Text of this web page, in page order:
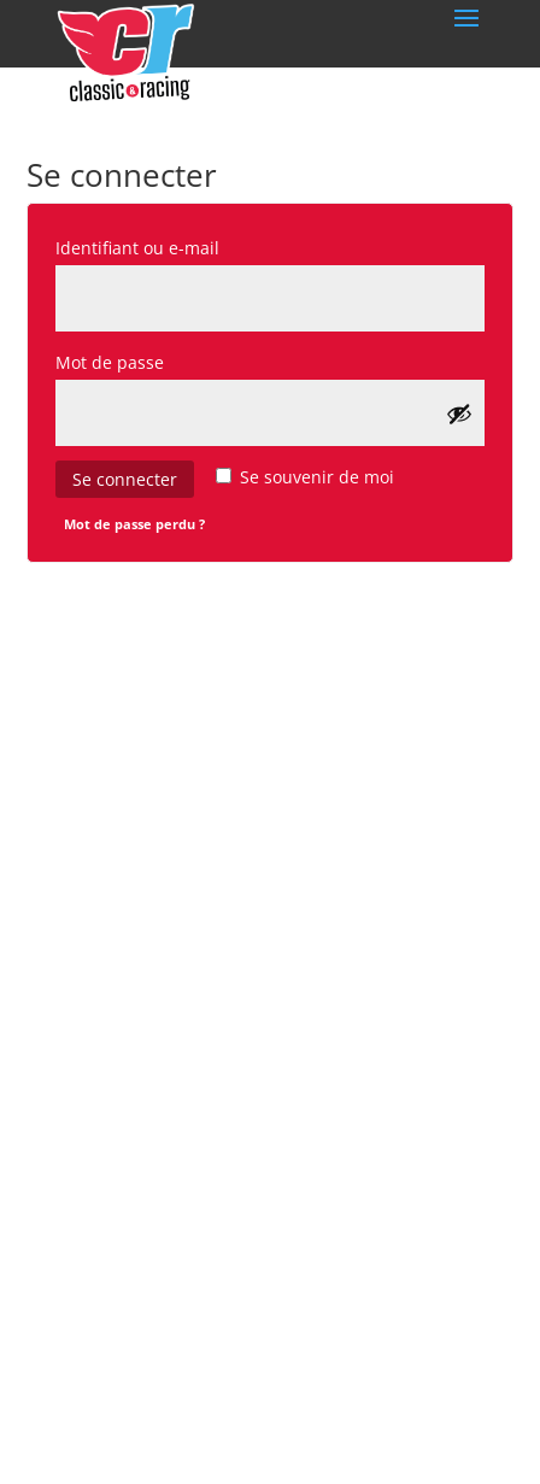
Se connecter
Identifiant ou e-mail
Mot de passe
Se souvenir de moi
Se connecter
Mot de passe perdu ?